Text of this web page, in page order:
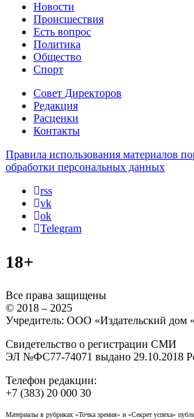
Новости
Происшествия
Есть вопрос
Политика
Общество
Спорт
Совет Директоров
Редакция
Расценки
Контакты
Правила использования материалов
обработки персональных данных
rss
vk
ok
Telegram
18+
Все права защищены
© 2018 – 2025
Учредитель: ООО «Издательский дом
Свидетельство о регистрации СМИ
ЭЛ №ФС77-74071 выдано 29.10.2018
Телефон редакции:
+7 (383) 20 000 30
Материалы в рубриках «Точка зрения» и «Секрет успеха»